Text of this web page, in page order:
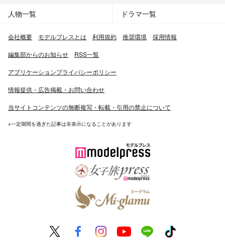
人物一覧 ドラマ一覧
会社概要 モデルプレスとは 利用規約 推奨環境 採用情報
編集部からのお知らせ RSS一覧
アプリケーションプライバシーポリシー
情報提供・広告掲載・お問い合わせ
当サイトコンテンツの無断複写・転載・引用の禁止について
※一定期間を過ぎた記事は非表示になることがあります